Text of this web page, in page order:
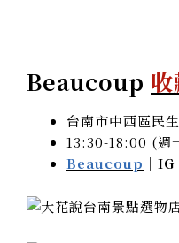
Beaucoup
台南市中西區民
13:30-18:00 (週
Beaucoup ｜IG